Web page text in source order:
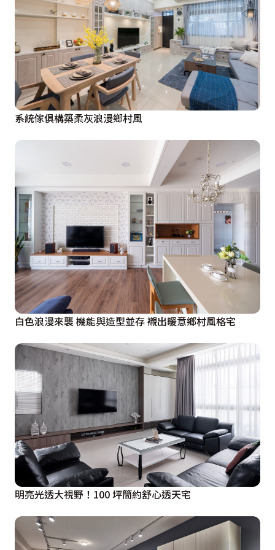
系統傢俱構築柔灰浪漫鄉村風
白色浪漫來襲 機能與造型並存 襯出暖意鄉村風格宅
明亮光透大視野！100 坪簡約舒心透天宅